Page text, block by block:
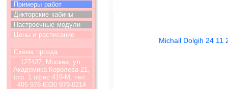
Примеры работ
Дикторские кабины
Настроечные модули
Цены и расписание
Схема прозда
127427, Москва, ул.
Академика Королева 21,
стр. 1 офис 419-М, тел.:
495 978-6330 979-0214
Michail Dolgih 24 11